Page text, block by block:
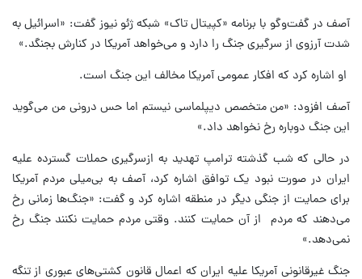
آصف در گفت‌وگو با برنامه «کپیتال تاک» شبکه ژئو نیوز گفت: «اسرائیل به
شدت آرزوی از سرگیری جنگ را دارد و می‌خواهد آمریکا در کنارش بجنگد.»
او اشاره کرد که افکار عمومی آمریکا مخالف این جنگ است.
آصف افزود: «من متخصص دیپلماسی نیستم اما حس درونی من می‌گوید
این جنگ دوباره رخ نخواهد داد.»
در حالی که شب گذشته ترامپ تهدید به ازسرگیری حملات گسترده علیه
ایران در صورت نبود یک توافق اشاره کرد، آصف به بی‌میلی مردم آمریکا
برای حمایت از جنگی دیگر در منطقه اشاره کرد و گفت: «جنگ‌ها زمانی رخ
می‌دهند که مردم از آن‌ حمایت کنند. وقتی مردم حمایت نکنند جنگ رخ
نمی‌دهد.»
جنگ غیرقانونی آمریکا علیه ایران که اعمال قانون کشتی‌های عبوری از تنگه